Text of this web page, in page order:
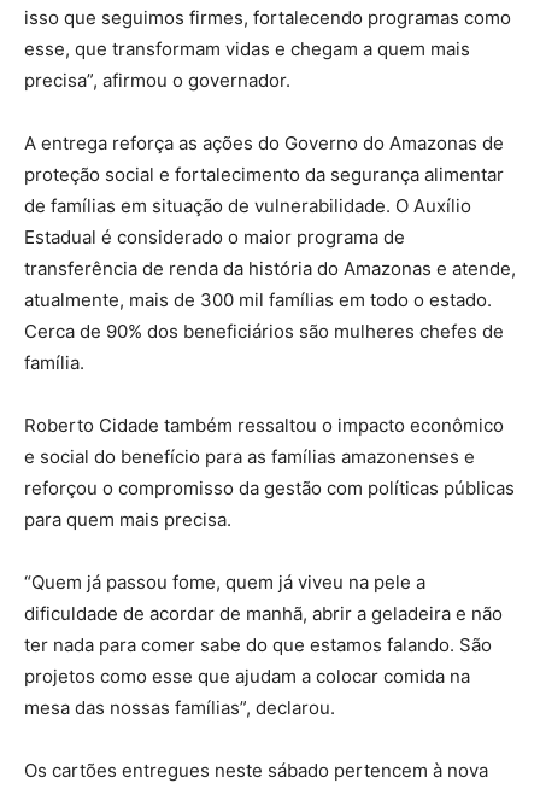
isso que seguimos firmes, fortalecendo programas como
esse, que transformam vidas e chegam a quem mais
precisa”, afirmou o governador.
A entrega reforça as ações do Governo do Amazonas de
proteção social e fortalecimento da segurança alimentar
de famílias em situação de vulnerabilidade. O Auxílio
Estadual é considerado o maior programa de
transferência de renda da história do Amazonas e atende,
atualmente, mais de 300 mil famílias em todo o estado.
Cerca de 90% dos beneficiários são mulheres chefes de
família.
Roberto Cidade também ressaltou o impacto econômico
e social do benefício para as famílias amazonenses e
reforçou o compromisso da gestão com políticas públicas
para quem mais precisa.
“Quem já passou fome, quem já viveu na pele a
dificuldade de acordar de manhã, abrir a geladeira e não
ter nada para comer sabe do que estamos falando. São
projetos como esse que ajudam a colocar comida na
mesa das nossas famílias”, declarou.
Os cartões entregues neste sábado pertencem à nova